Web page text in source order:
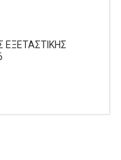
ΕΞΕΤΑΣΤΙΚΗΣ